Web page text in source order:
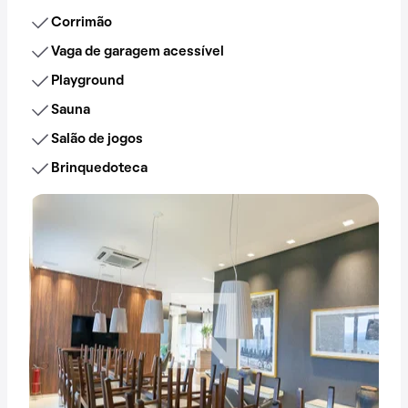
Corrimão
Vaga de garagem acessível
Playground
Sauna
Salão de jogos
Brinquedoteca